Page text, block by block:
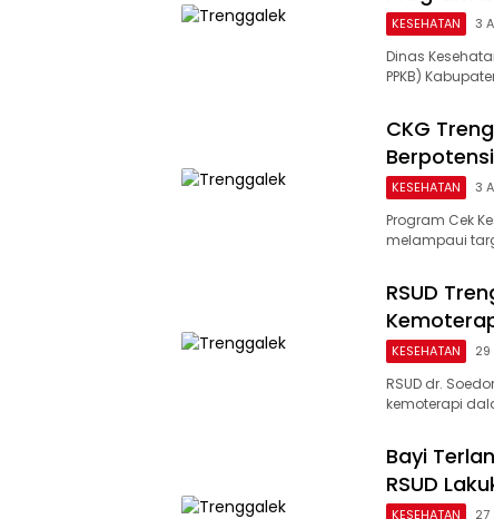
KESEHATAN 3
Dinas
PPKB)
CKG
KESEHATAN 3
Program Cek
melampaui
RSUD
KESEHATAN
RSUD dr.
kemoterapi
Bayi
RSUD
KESEHATAN